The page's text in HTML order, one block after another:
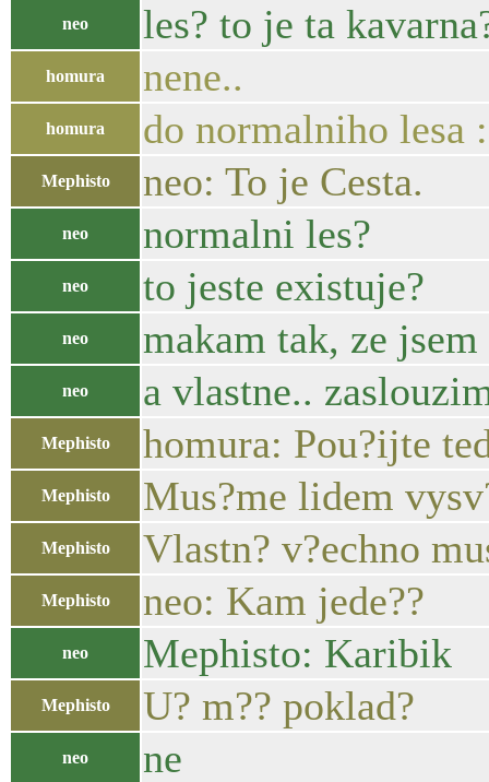
neo les? to je ta
homura nene..
homura do normalniho lesa
Mephisto neo: To je Cesta.
neo normalni les?
neo to jeste existuje?
neo makam tak, ze
neo a vlastne..
Mephisto homura: Pou?ijte
Mephisto Mus?me lidem
Mephisto Vlastn? v?echno
Mephisto neo: Kam jede??
neo Mephisto: Karibik
Mephisto U? m?? poklad?
neo ne